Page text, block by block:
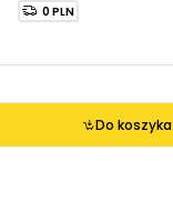
Do koszyka
0 PLN